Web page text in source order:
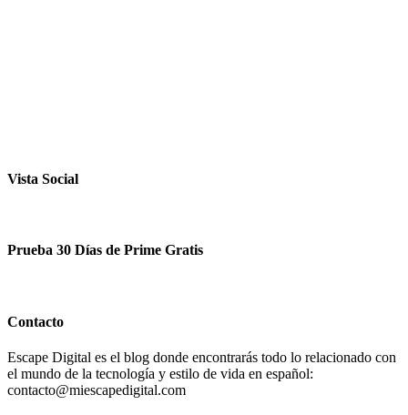
Vista Social
Prueba 30 Días de Prime Gratis
Contacto
Escape Digital es el blog donde encontrarás todo lo relacionado con
el mundo de la tecnología y estilo de vida en español:
contacto@miescapedigital.com